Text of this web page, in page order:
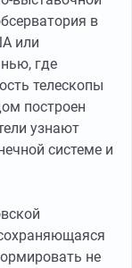
в
или
где
телескопы
построен
узнают
системе и
не